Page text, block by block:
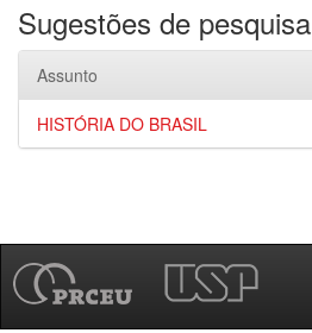
Sugestões de pesquisa
Assunto
HISTÓRIA DO BRASIL